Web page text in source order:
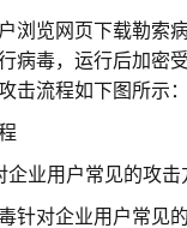
览网页下载勒索病
病毒，运行后加密
击流程如下图所示：
业用户常见的攻击
对企业用户常见的